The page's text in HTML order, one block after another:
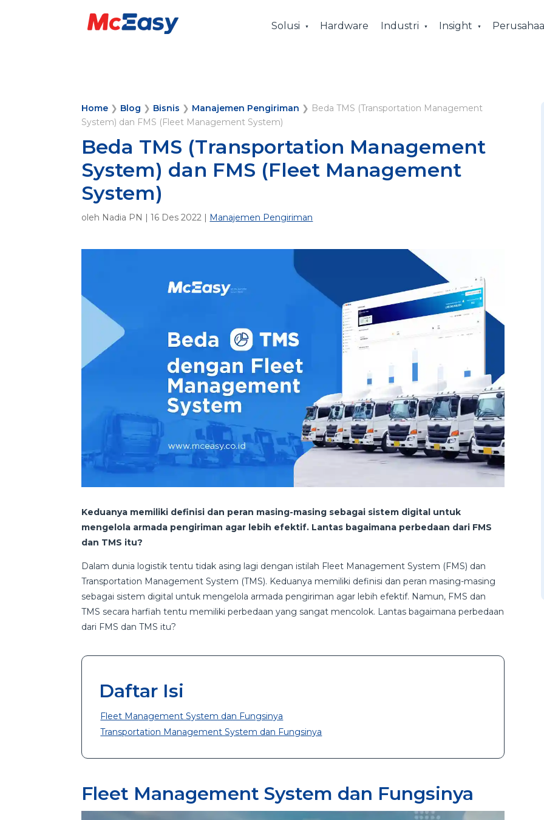
Solusi Hardware Industri Insight
Home ❯ Blog ❯ Bisnis ❯ Manajemen Pengiriman ❯ Beda TMS (Transportation Management
System) dan FMS (Fleet Management System)
Beda TMS (Transportation Management
System) dan FMS (Fleet Management
System)
oleh Nadia PN |16 Des 2022 | Manajemen Pengiriman
Keduanya memiliki definisi dan peran masing-masing sebagai sistem digital untuk
mengelola armada pengiriman agar lebih efektif. Lantas bagaimana perbedaan dari FMS
dan TMS itu?
Dalam dunia logistik tentu tidak asing lagi dengan istilah Fleet Management System (FMS) dan
Transportation Management System (TMS). Keduanya memiliki definisi dan peran masing-masing
sebagai sistem digital untuk mengelola armada pengiriman agar lebih efektif. Namun, FMS dan
TMS secara harfiah tentu memiliki perbedaan yang sangat mencolok. Lantas bagaimana perbedaan
dari FMS dan TMS itu?
Daftar Isi
Fleet Management System dan Fungsinya
Transportation Management System dan Fungsinya
Fleet Management System dan Fungsinya